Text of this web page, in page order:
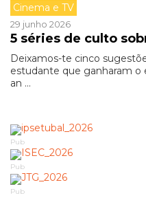
Cinema e TV
29 junho 2026
5 séries de culto
Deixamos-te cinco
estudante que ganharam
an ...
Pub
Pub
Pub